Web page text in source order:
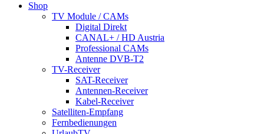
Shop
TV Module / CAMs
Digital Direkt
CANAL+ / HD Austria
Professional CAMs
Antenne DVB-T2
TV-Receiver
SAT-Receiver
Antennen-Receiver
Kabel-Receiver
Satelliten-Empfang
Fernbedienungen